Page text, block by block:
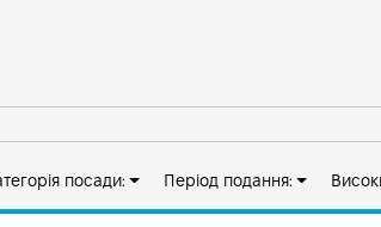
посади: Період подання: